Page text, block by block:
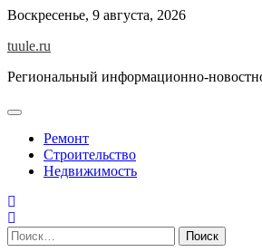
Skip
content
Воскресенье, 9 августа, 2026
tuule.ru
Региональный информационно-
Ремонт
Строительство
Недвижимость
Найти: